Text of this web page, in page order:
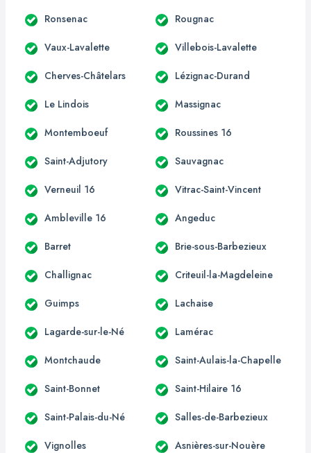
Ronsenac Rougnac
Vaux-Lavalette Villebois-Lavalette
Cherves-Châtelars Lézignac-Durand
Le Lindois Massignac
Montemboeuf Roussines 16
Saint-Adjutory Sauvagnac
Verneuil 16 Vitrac-Saint-Vincent
Ambleville 16 Angeduc
Barret Brie-sous-Barbezieux
Challignac Criteuil-la-Magdeleine
Guimps Lachaise
Lagarde-sur-le-Né Lamérac
Montchaude Saint-Aulais-la-Chapelle
Saint-Bonnet Saint-Hilaire 16
Saint-Palais-du-Né Salles-de-Barbezieux
Vignolles Asnières-sur-Nouère